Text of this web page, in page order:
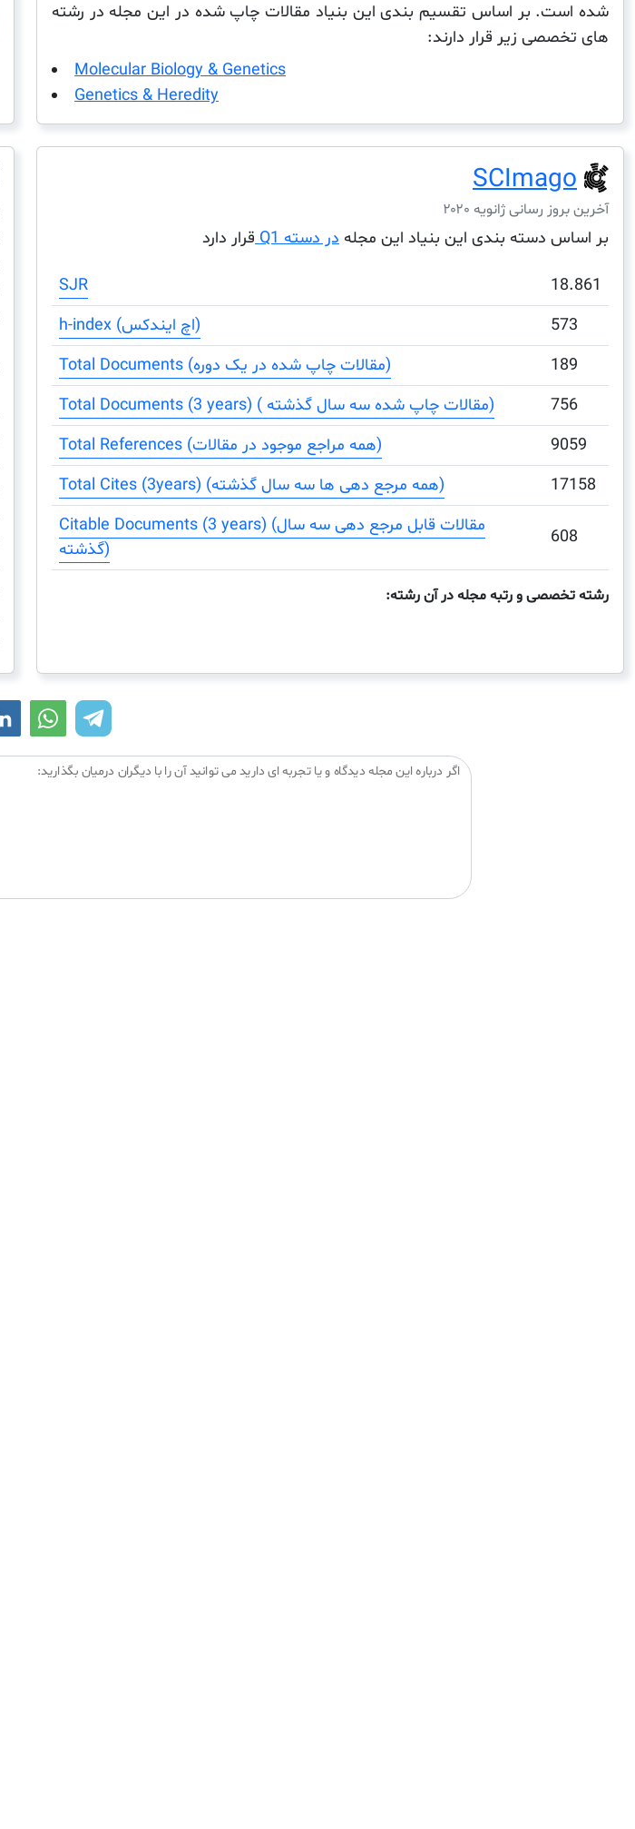
شده است. بر اساس تقسیم بندی این بنیاد مقالات چاپ شده در این مجله در رشته
های تخصصی زیر قرار دارند:
Molecular Biology & Genetics
Genetics & Heredity
SCImago
آخرین بروز رسانی ژانویه ۲۰۲۰
بر اساس دسته بندی این بنیاد این مجله در دسته Q1 قرار دارد
SJR
18.861
h-index (اچ ایندکس)
573
Total Documents (مقالات چاپ شده در یک دوره)
189
Total Documents (3 years) ( مقالات چاپ شده سه سال گذشته)
756
Total References (همه مراجع موجود در مقالات)
9059
Total Cites (3years) (همه مرجع دهی ها سه سال گذشته)
17158
Citable Documents (3 years) (مقالات قابل مرجع دهی سه سال
گذشته)
608
رشته تخصصی و رتبه مجله در آن رشته:
اگر درباره این مجله دیدگاه و یا تجربه ای دارید می توانید آن را با دیگران درمیان بگذارید: